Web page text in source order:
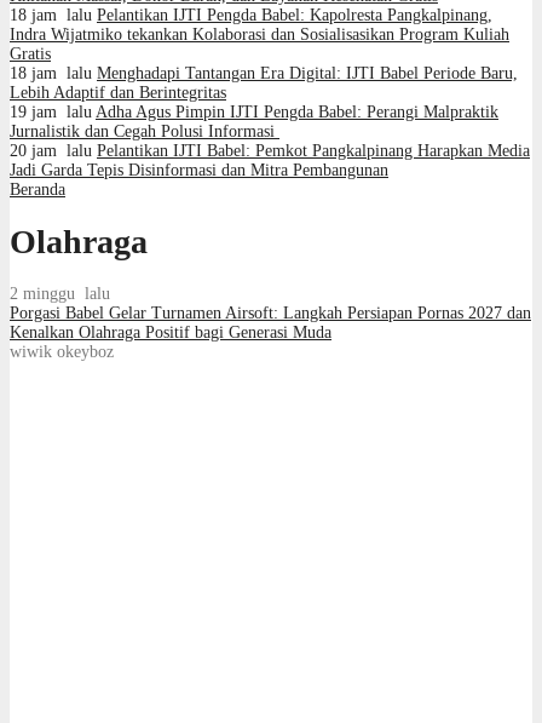
18 jam lalu Pelantikan IJTI Pengda Babel: Kapolresta Pangkalpinang,
Indra Wijatmiko tekankan Kolaborasi dan Sosialisasikan Program Kuliah
Gratis
18 jam lalu Menghadapi Tantangan Era Digital: IJTI Babel Periode Baru,
Lebih Adaptif dan Berintegritas
19 jam lalu Adha Agus Pimpin IJTI Pengda Babel: Perangi Malpraktik
Jurnalistik dan Cegah Polusi Informasi
20 jam lalu Pelantikan IJTI Babel: Pemkot Pangkalpinang Harapkan Media
Jadi Garda Tepis Disinformasi dan Mitra Pembangunan
Beranda
Olahraga
2 minggu lalu
Porgasi Babel Gelar Turnamen Airsoft: Langkah Persiapan Pornas 2027 dan
Kenalkan Olahraga Positif bagi Generasi Muda
wiwik okeyboz